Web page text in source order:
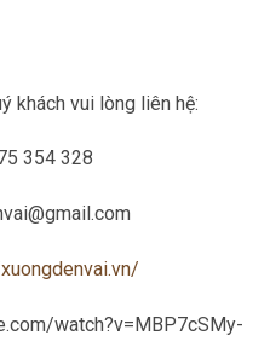
khách vui lòng liên hệ:
354 328
watch?v=MBP7cSMy-